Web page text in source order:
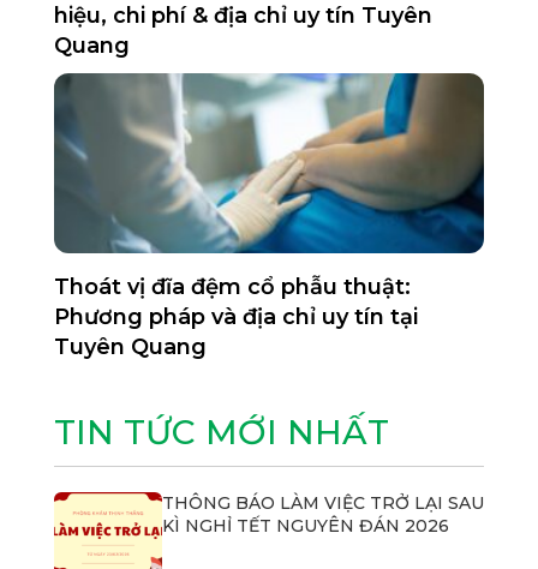
hiệu, chi phí & địa chỉ uy tín Tuyên
Quang
Thoát vị đĩa đệm cổ phẫu thuật:
Phương pháp và địa chỉ uy tín tại
Tuyên Quang
TIN TỨC MỚI NHẤT
THÔNG BÁO LÀM VIỆC TRỞ LẠI SAU
KÌ NGHỈ TẾT NGUYÊN ĐÁN 2026